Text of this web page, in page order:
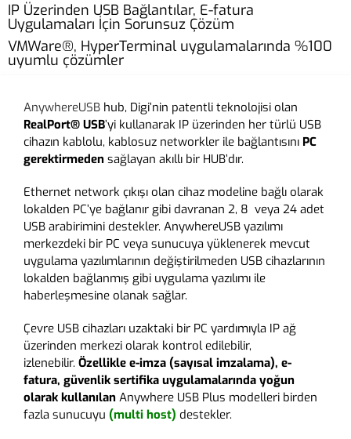
IP Üzerinden USB Bağlantılar, E-fatura
Uygulamaları İçin Sorunsuz Çözüm
VMWare®, HyperTerminal uygulamalarında %100
uyumlu çözümler
AnywhereUSB hub, Digi’nin patentli teknolojisi olan
RealPort® USB’yi kullanarak IP üzerinden her türlü USB
cihazın kablolu, kablosuz networkler ile bağlantısını PC
gerektirmeden sağlayan akıllı bir HUB’dır.
Ethernet network çıkışı olan cihaz modeline bağlı olarak
lokalden PC’ye bağlanır gibi davranan 2, 8 veya 24 adet
USB arabirimini destekler. AnywhereUSB yazılımı
merkezdeki bir PC veya sunucuya yüklenerek mevcut
uygulama yazılımlarının değiştirilmeden USB cihazlarının
lokalden bağlanmış gibi uygulama yazılımı ile
haberleşmesine olanak sağlar.
Çevre USB cihazları uzaktaki bir PC yardımıyla IP ağ
üzerinden merkezi olarak kontrol edilebilir,
izlenebilir. Özellikle e-imza (sayısal imzalama), e-
fatura, güvenlik sertifika uygulamalarında yoğun
olarak kullanılan Anywhere USB Plus modelleri birden
fazla sunucuyu (multi host) destekler.